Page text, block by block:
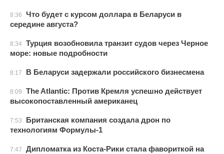
8:36
Что будет с курсом доллара в Беларуси в
середине августа?
8:34 Турция возобновила транзит судов через Черное
море: новые подробности
8:17 В Беларуси задержали российского бизнесмена
8:09
The Atlantic: Против Кремля успешно действует
высокопоставленный американец
7:53
Британская компания создала дрон по
технологиям Формулы-1
7:47
Дипломатка из Коста-Рики стала фавориткой на